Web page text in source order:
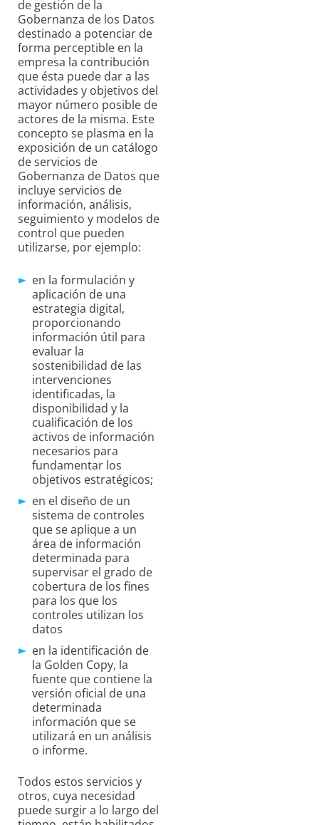
de gestión de la
Gobernanza de los Datos
destinado a potenciar de
forma perceptible en la
empresa la contribución
que ésta puede dar a las
actividades y objetivos del
mayor número posible de
actores de la misma. Este
concepto se plasma en la
exposición de un catálogo
de servicios de
Gobernanza de Datos que
incluye servicios de
información, análisis,
seguimiento y modelos de
control que pueden
utilizarse, por ejemplo:
en la formulación y
aplicación de una
estrategia digital,
proporcionando
información útil para
evaluar la
sostenibilidad de las
intervenciones
identificadas, la
disponibilidad y la
cualificación de los
activos de información
necesarios para
fundamentar los
objetivos estratégicos;
en el diseño de un
sistema de controles
que se aplique a un
área de información
determinada para
supervisar el grado de
cobertura de los fines
para los que los
controles utilizan los
datos
en la identificación de
la Golden Copy, la
fuente que contiene la
versión oficial de una
determinada
información que se
utilizará en un análisis
o informe.
Todos estos servicios y
otros, cuya necesidad
puede surgir a lo largo del